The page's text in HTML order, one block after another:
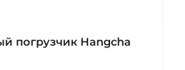
погрузчик Hangcha